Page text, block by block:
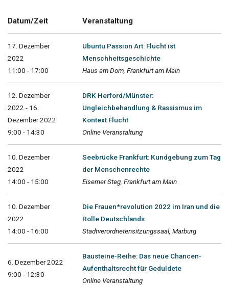
Datum/Zeit Veranstaltung
17. Dezember
2022
11:00 - 17:00
Ubuntu Passion Art: Flucht ist
Menschheitsgeschichte
Haus am Dom, Frankfurt am Main
12. Dezember
2022 - 16.
Dezember 2022
9:00 - 14:30
DRK Herford/Münster:
Ungleichbehandlung & Rassismus im
Kontext Flucht
Online Veranstaltung
10. Dezember
2022
14:00 - 15:00
Seebrücke Frankfurt: Kundgebung zum Tag
der Menschenrechte
Eiserner Steg, Frankfurt am Main
10. Dezember
2022
14:00 - 16:00
Die Frauen*revolution 2022 im Iran und die
Rolle Deutschlands
Stadtverordnetensitzungssaal, Marburg
6. Dezember 2022
9:00 - 12:30
Bausteine-Reihe: Das neue Chancen-
Aufenthaltsrecht für Geduldete
Online Veranstaltung